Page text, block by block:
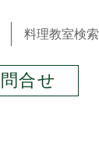
料理教室検索
合せ